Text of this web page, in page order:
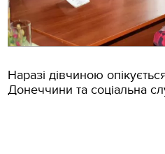
Наразі дівчиною
Донеччини та соціальна